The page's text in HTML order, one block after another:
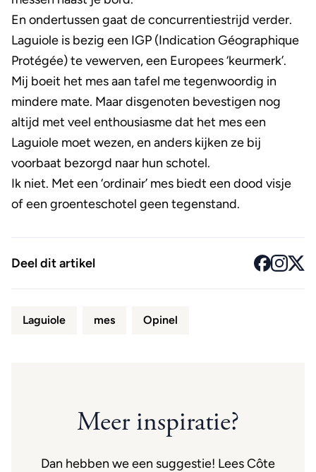
En ondertussen gaat de concurrentiestrijd verder.
Laguiole is bezig een IGP (Indication Géographique
Protégée) te vewerven, een Europees ‘keurmerk’.
Mij boeit het mes aan tafel me tegenwoordig in
mindere mate. Maar disgenoten bevestigen nog
altijd met veel enthousiasme dat het mes een
Laguiole moet wezen, en anders kijken ze bij
voorbaat bezorgd naar hun schotel.
Ik niet. Met een ‘ordinair’ mes biedt een dood visje
of een groenteschotel geen tegenstand.
Deel dit artikel
Laguiole mes Opinel
Meer inspiratie?
Dan hebben we een suggestie! Lees Côte